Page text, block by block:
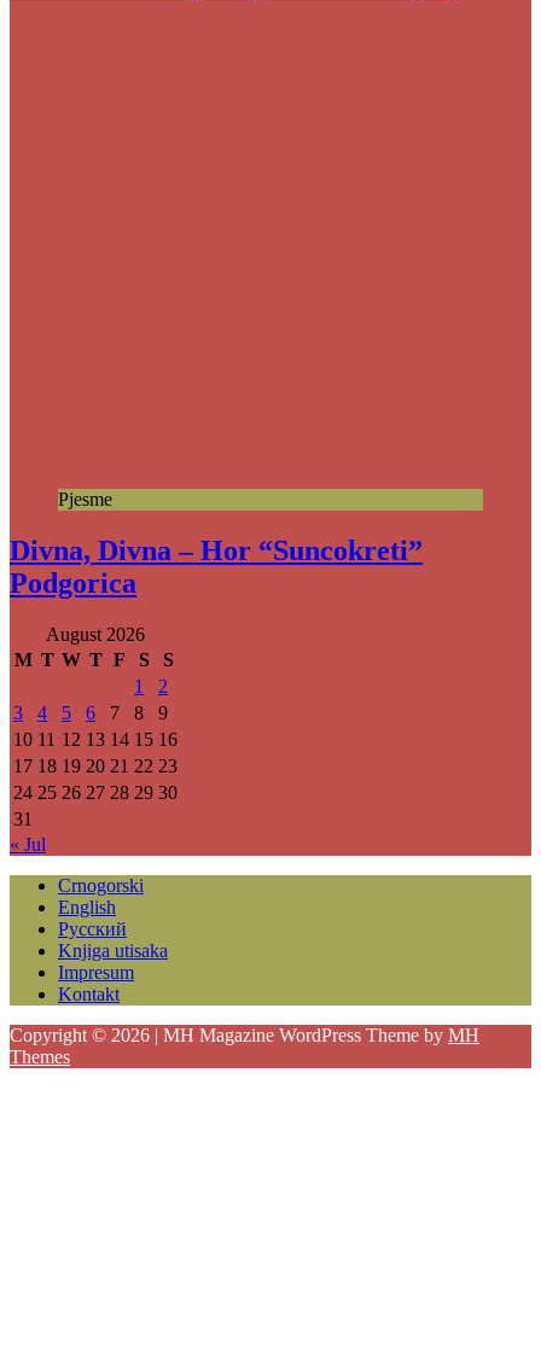
Pjesme
Divna, Divna – Hor “Suncokreti”
Podgorica
August 2026
M T W T F S
S
1
2
3
4 5 6 7 8
9
10 11 12 13 14 15 16
17 18 19 20 21 22 23
24 25 26 27 28 29 30
31
« Jul
Crnogorski
English
Русский
Knjiga utisaka
Impresum
Kontakt
Copyright © 2026 | MH Magazine WordPress Theme by MH
Themes